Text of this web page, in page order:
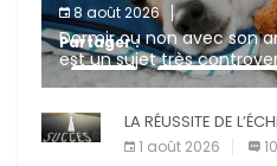
8 août 2026
Dormir ou non avec son
est un sujet très
affirment que la
Partager :
Facebook
E-mail
LA RÉUSSITE DE
1 août 2026 10